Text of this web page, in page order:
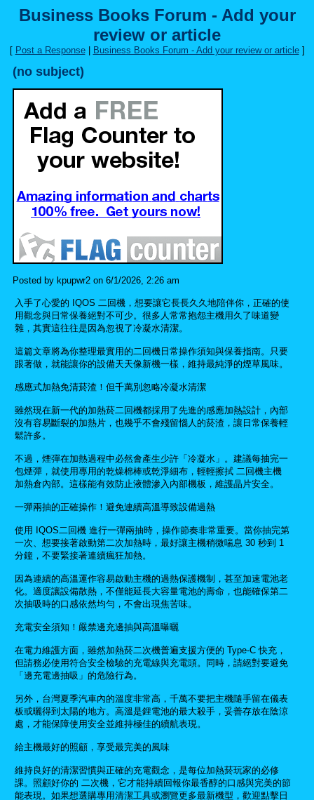
Business Books Forum - Add your
review or article
[ Post a Response| Business Books Forum - Add your review or article]
(no subject)
Posted by kpupwr2 on 6/1/2026, 2:26 am
入手了心愛的 IQOS 二回機，想要讓它長長久久地陪伴你，正確的使
用觀念與日常保養絕對不可少。很多人常常抱怨主機用久了味道變
雜，其實這往往是因為忽視了冷凝水清潔。
這篇文章將為你整理最實用的二回機日常操作須知與保養指南。只要
跟著做，就能讓你的設備天天像新機一樣，維持最純淨的煙草風味。
感應式加熱免清菸渣！但千萬別忽略冷凝水清潔
雖然現在新一代的加熱菸二回機都採用了先進的感應加熱設計，內部
沒有容易斷裂的加熱片，也幾乎不會殘留惱人的菸渣，讓日常保養輕
鬆許多。
不過，煙彈在加熱過程中必然會產生少許「冷凝水」。建議每抽完一
包煙彈，就使用專用的乾燥棉棒或乾淨細布，輕輕擦拭 二回機主機
加熱倉內部。這樣能有效防止液體滲入內部機板，維護晶片安全。
一彈兩抽的正確操作！避免連續高溫導致設備過熱
使用 IQOS二回機 進行一彈兩抽時，操作節奏非常重要。當你抽完第
一次、想要接著啟動第二次加熱時，最好讓主機稍微喘息 30 秒到 1
分鐘，不要緊接著連續瘋狂加熱。
因為連續的高溫運作容易啟動主機的過熱保護機制，甚至加速電池老
化。適度讓設備散熱，不僅能延長大容量電池的壽命，也能確保第二
次抽吸時的口感依然均勻，不會出現焦苦味。
充電安全須知！嚴禁邊充邊抽與高溫曝曬
在電力維護方面，雖然加熱菸二次機普遍支援方便的 Type-C 快充，
但請務必使用符合安全檢驗的充電線與充電頭。同時，請絕對要避免
「邊充電邊抽吸」的危險行為。
另外，台灣夏季汽車內的溫度非常高，千萬不要把主機隨手留在儀表
板或曬得到太陽的地方。高溫是鋰電池的最大殺手，妥善存放在陰涼
處，才能保障使用安全並維持極佳的續航表現。
給主機最好的照顧，享受最完美的風味
維持良好的清潔習慣與正確的充電觀念，是每位加熱菸玩家的必修
課。照顧好你的 二次機，它才能持續回報你最香醇的口感與完美的節
能表現。如果想選購專用清潔工具或瀏覽更多最新機型，歡迎點擊日